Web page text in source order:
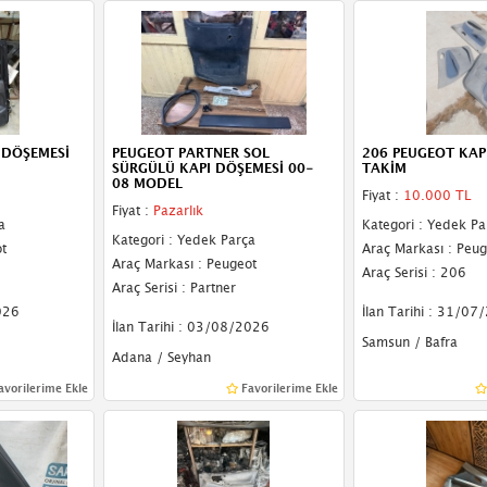
Ekle
PEUGEOT PARTNER SOL
SÜRGÜLÜ KAPI DÖŞEMESİ 00-
08 MODEL
Fiyat : Pazarlık
Kategori : Yedek Parça
Araç Markası : Peugeot
Araç Serisi : Partner
İlan Tarihi : 03/08/2026
Adana / Seyhan
Favorilerime Ekle
206 PEUGEOT
TAKİM
Fiyat : 10.000 TL
Kategori : Yedek
Araç Markası :
Araç Serisi : 206
İlan Tarihi : 31/
Samsun / Bafra